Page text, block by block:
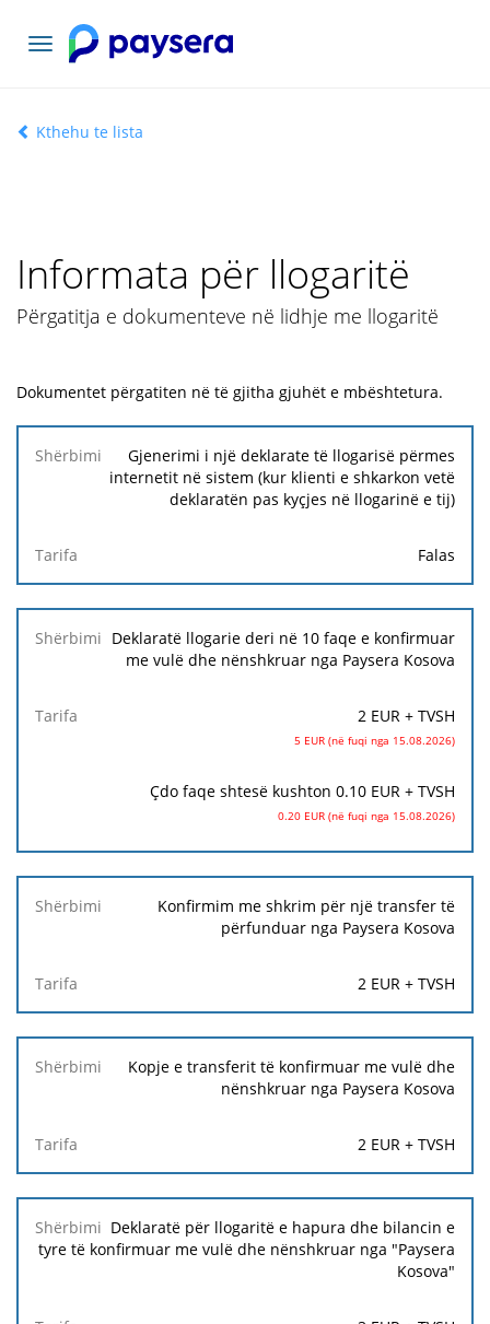
Navigacioni
toggle
Kthehu te lista
Informata për llogaritë
Përgatitja e dokumenteve në lidhje me llogaritë
Dokumentet përgatiten në të gjitha gjuhët e mbështetura.
Shërbimi
Gjenerimi i një deklarate të llogarisë përmes
internetit në sistem (kur klienti e shkarkon vetë
deklaratën pas kyçjes në llogarinë e tij)
Falas
Deklaratë llogarie deri në 10 faqe e konfirmuar
me vulë dhe nënshkruar nga Paysera Kosova
2 EUR + TVSH
5 EUR (në fuqi nga 15.08.2026)
Çdo faqe shtesë kushton 0.10 EUR + TVSH
0.20 EUR (në fuqi nga 15.08.2026)
Konfirmim me shkrim për një transfer të
përfunduar nga Paysera Kosova
2 EUR + TVSH
Kopje e transferit të konfirmuar me vulë dhe
nënshkruar nga Paysera Kosova
2 EUR + TVSH
Deklaratë për llogaritë e hapura dhe bilancin e
tyre të konfirmuar me vulë dhe nënshkruar nga "Paysera
Kosova"